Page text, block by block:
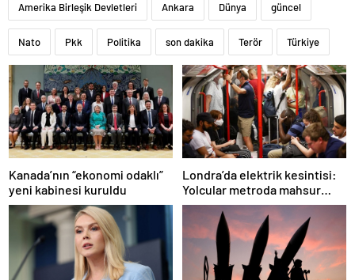
Amerika Birleşik Devletleri Ankara Dünya güncel
Nato Pkk Politika son dakika Terör Türkiye
Kanada’nın “ekonomi odaklı”
yeni kabinesi kuruldu
Londra’da elektrik kesintisi:
Yolcular metroda mahsur
kaldı